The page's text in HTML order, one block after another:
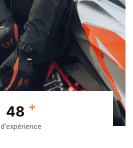
48 +
d'expérience